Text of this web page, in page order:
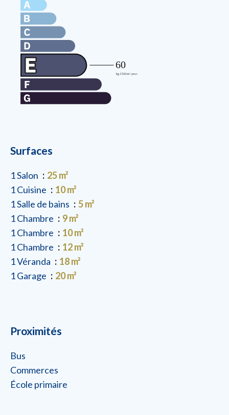
Surfaces
1 Salon
25 m²
1 Cuisine
10 m²
1 Salle de bains
5 m²
1 Chambre
9 m²
1 Chambre
10 m²
1 Chambre
12 m²
1 Véranda
18 m²
1 Garage
20 m²
Proximités
Bus
Commerces
École primaire